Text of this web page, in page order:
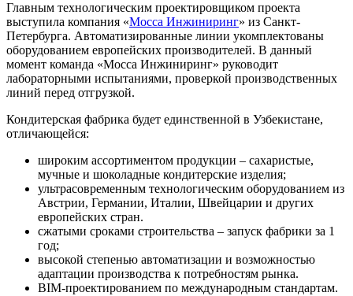
Главным технологическим проектировщиком проекта
выступила компания «Мосса Инжиниринг» из Санкт-
Петербурга. Автоматизированные линии укомплектованы
оборудованием европейских производителей. В данный
момент команда «Мосса Инжиниринг» руководит
лабораторными испытаниями, проверкой производственных
линий перед отгрузкой.
Кондитерская фабрика будет единственной в Узбекистане,
отличающейся:
широким ассортиментом продукции – сахаристые,
мучные и шоколадные кондитерские изделия;
ультрасовременным технологическим оборудованием из
Австрии, Германии, Италии, Швейцарии и других
европейских стран.
сжатыми сроками строительства – запуск фабрики за 1
год;
высокой степенью автоматизации и возможностью
адаптации производства к потребностям рынка.
BIM-проектированием по международным стандартам.